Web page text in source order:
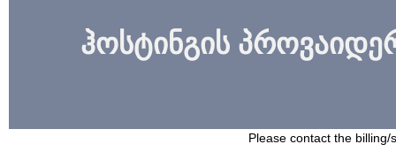
ჰოსტინგის
Please contact the